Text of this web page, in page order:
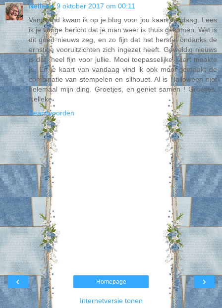
Nelleke 9 oktober 2017 om 00:11
Vanavond kwam ik op je blog voor jou kaart vandaag. Lees
ik je vorige bericht dat je man weer is thuis gekomen. Wat is
dit goed nieuws zeg, en zo fijn dat het herstel ondanks de
ernstige vooruitzichten zich ingezet heeft. Geweldig nieuws
is dat, heel fijn voor jullie. Mooi toepasselijke kaart maakte
je. En je kaart van vandaag vind ik ook mooi gemaakt de
combinatie van stempelen en silhouet. Al is Halloween niet
helemaal mijn ding. Groetjes, en geniet samen ! Groetjes,
Nelleke
Beantwoorden
‹ ›
Homepage
Internetversie tonen